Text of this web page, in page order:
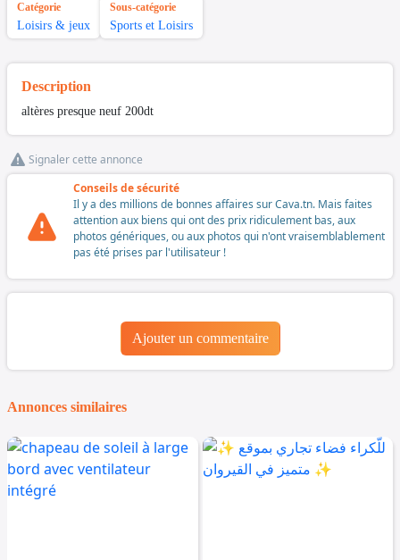
Catégorie
Loisirs & jeux
Sous-catégorie
Sports et Loisirs
Description
altères presque neuf 200dt
Signaler cette annonce
Conseils de sécurité
Il y a des millions de bonnes affaires sur Cava.tn. Mais faites
attention aux biens qui ont des prix ridiculement bas, aux
photos génériques, ou aux photos qui n'ont vraisemblablement
pas été prises par l'utilisateur !
Ajouter un commentaire
Annonces similaires